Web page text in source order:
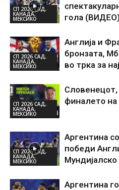
СП 2026 САД,
КАНАДА,
МЕКСИКО
гола (ВИДЕО)
СП 2026 САД,
КАНАДА,
МЕКСИКО
Англија и
бронзата,
во трка за
СП 2026 САД,
КАНАДА,
МЕКСИКО
Словенецот,
финалето на
СП 2026 САД,
КАНАДА,
МЕКСИКО
Аргентина
победи
Аргентина